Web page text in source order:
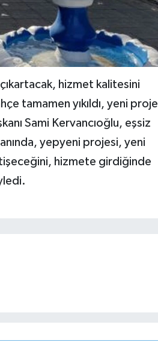
hizmet kalitesini
tamamen yıkıldı, yeni proje
Sami Kervancıoğlu, eşsiz
yepyeni projesi, yeni
hizmete girdiğinde